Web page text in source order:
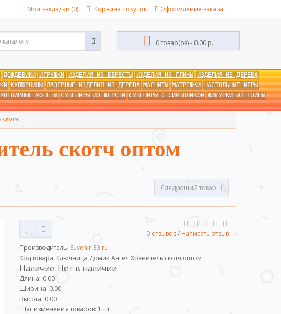
Мои закладки (0) Корзина покупок Оформление заказа
0 товар(ов) - 0.00 р.
ДОЖДЕВИКИ ИГРУШКИ ИЗДЕЛИЯ ИЗ БЕРЕСТЫ ИЗДЕЛИЯ ИЗ ГЛИНЫ
ИЗДЕЛИЯ ИЗ ДЕРЕВА
КУПЮРНИЦЫ ЛАЗЕРНЫЕ ИЗДЕЛИЯ ИЗ ДЕРЕВА МАГНИТЫ МАТРЕШКИ НАСТОЛЬНЫЕ ИГРЫ
МОНЕТЫ СУВЕНИРЫ ИЗ ШЕРСТИ СУВЕНИРЫ С СИМВОЛИКОЙ ФИГУРКИ ИЗ ГЛИНЫ
скотч оптом
Следующий товар
0 отзывов/ Написать отзыв
Производитель: Suvenir-33.ru
Код товара: Ключница Домик Ангел Хранитель скотч оптом
Наличие: Нет в наличии
Длина: 0.00
Ширина: 0.00
Высота: 0.00
Шаг изменения товаров: 1 шт